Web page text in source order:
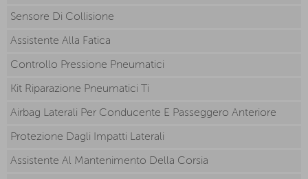
Sensore Di Collisione
Assistente Alla Fatica
Controllo Pressione Pneumatici
Kit Riparazione Pneumatici Ti
Airbag Laterali Per Conducente E Passeggero Anteriore
Protezione Dagli Impatti Laterali
Assistente Al Mantenimento Della Corsia